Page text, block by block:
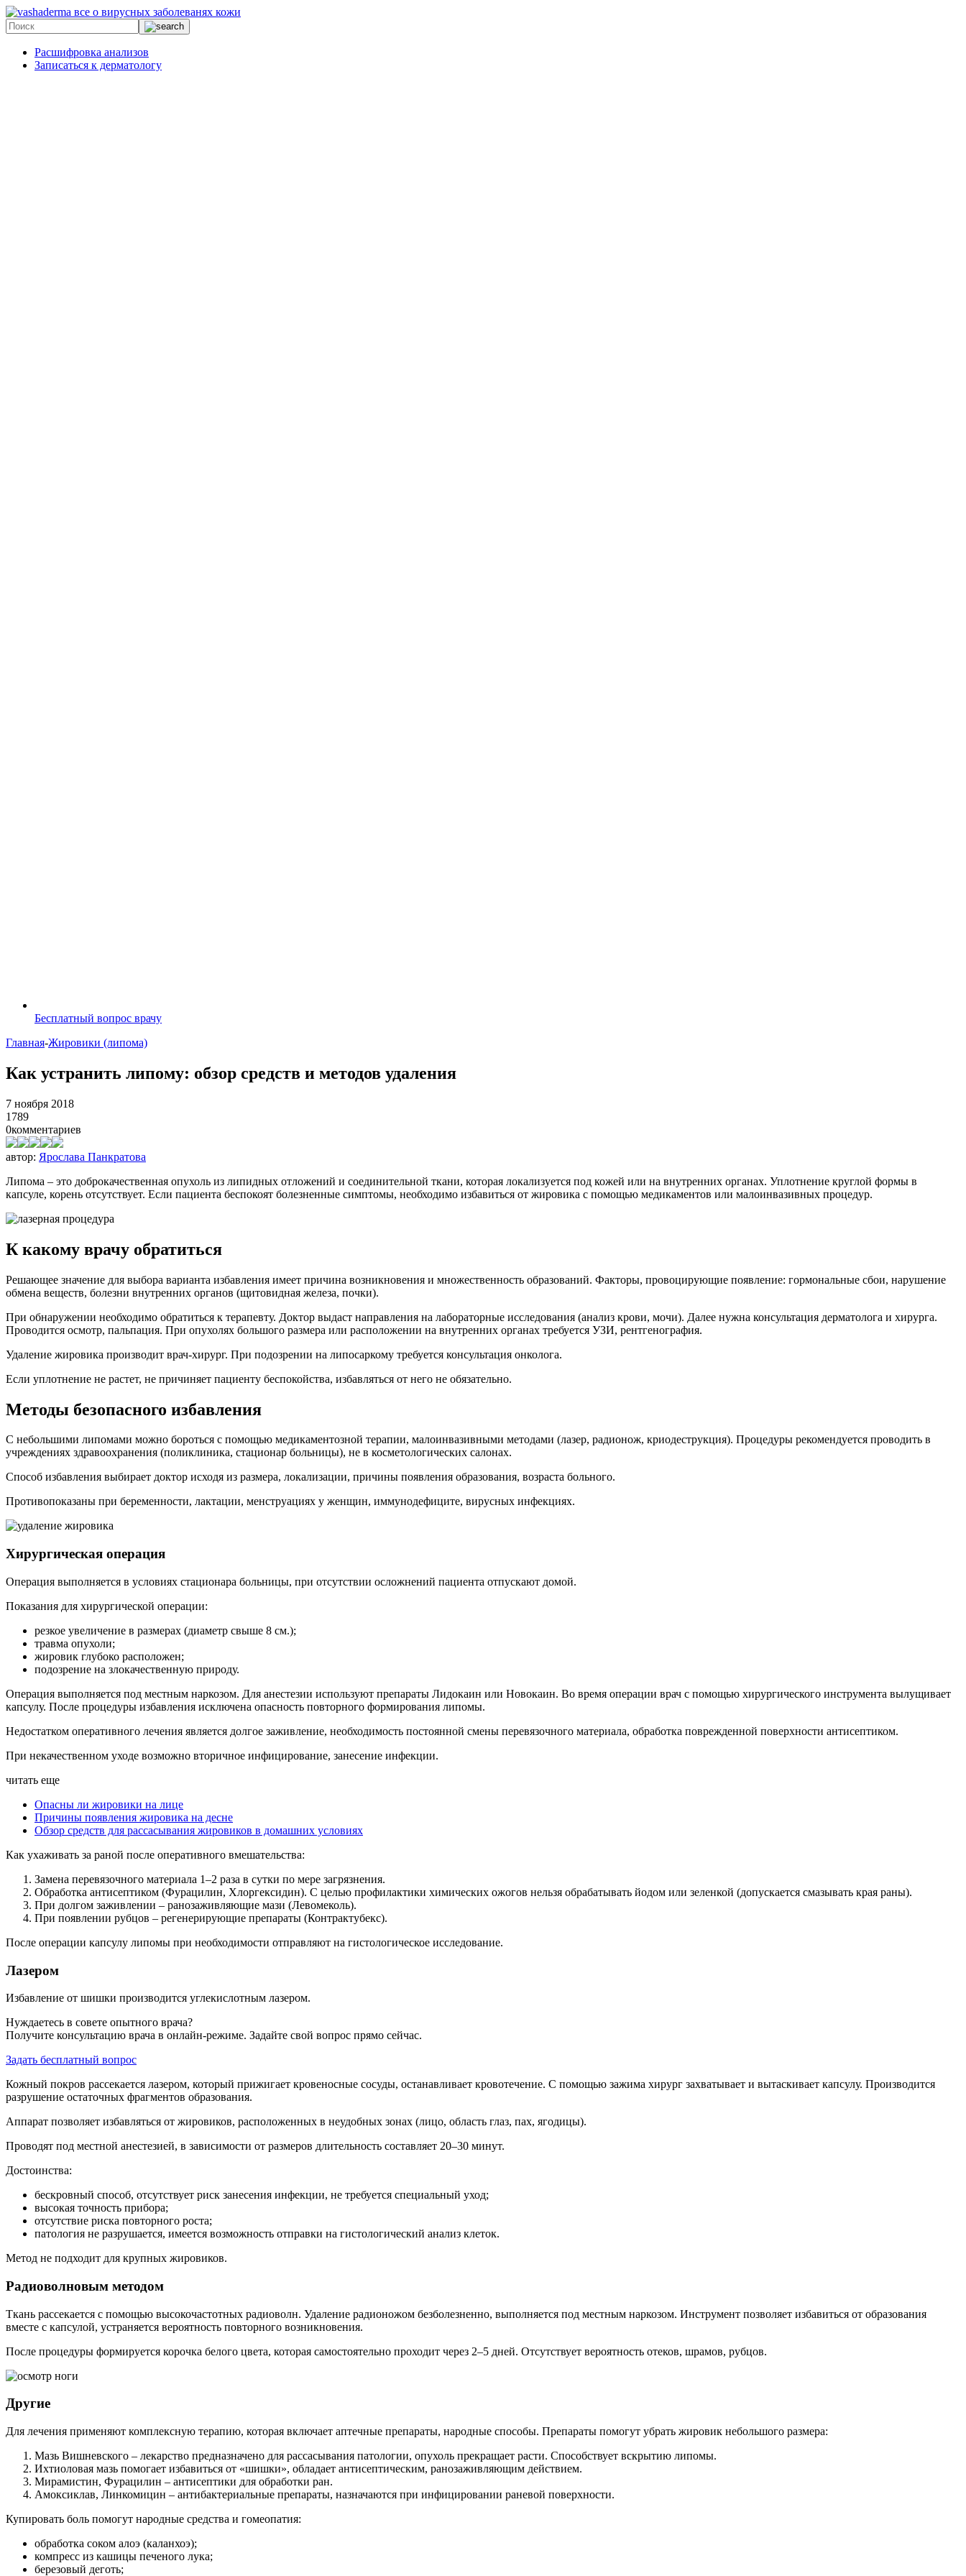
все о вирусных заболеванях кожи
Расшифровка анализов
Записаться к дерматологу
Бесплатный вопрос врачу
Главная-Жировики (липома)
Как устранить липому: обзор средств и методов удаления
7 ноября 2018
1789
0комментариев
автор: Ярослава Панкратова
Липома – это доброкачественная опухоль из липидных отложений и соединительной ткани, которая локализуется под кожей или на внутренних органах. Уплотнение круглой формы в
капсуле, корень отсутствует. Если пациента беспокоят болезненные симптомы, необходимо избавиться от жировика с помощью медикаментов или малоинвазивных процедур.
К какому врачу обратиться
Решающее значение для выбора варианта избавления имеет причина возникновения и множественность образований. Факторы, провоцирующие появление: гормональные сбои, нарушение
обмена веществ, болезни внутренних органов (щитовидная железа, почки).
При обнаружении необходимо обратиться к терапевту. Доктор выдаст направления на лабораторные исследования (анализ крови, мочи). Далее нужна консультация дерматолога и хирурга.
Проводится осмотр, пальпация. При опухолях большого размера или расположении на внутренних органах требуется УЗИ, рентгенография.
Удаление жировика производит врач-хирург. При подозрении на липосаркому требуется консультация онколога.
Если уплотнение не растет, не причиняет пациенту беспокойства, избавляться от него не обязательно.
Методы безопасного избавления
С небольшими липомами можно бороться с помощью медикаментозной терапии, малоинвазивными методами (лазер, радионож, криодеструкция). Процедуры рекомендуется проводить в
учреждениях здравоохранения (поликлиника, стационар больницы), не в косметологических салонах.
Способ избавления выбирает доктор исходя из размера, локализации, причины появления образования, возраста больного.
Противопоказаны при беременности, лактации, менструациях у женщин, иммунодефиците, вирусных инфекциях.
Хирургическая операция
Операция выполняется в условиях стационара больницы, при отсутствии осложнений пациента отпускают домой.
Показания для хирургической операции:
резкое увеличение в размерах (диаметр свыше 8 см.);
травма опухоли;
жировик глубоко расположен;
подозрение на злокачественную природу.
Операция выполняется под местным наркозом. Для анестезии используют препараты Лидокаин или Новокаин. Во время операции врач с помощью хирургического инструмента вылущивает
капсулу. После процедуры избавления исключена опасность повторного формирования липомы.
Недостатком оперативного лечения является долгое заживление, необходимость постоянной смены перевязочного материала, обработка поврежденной поверхности антисептиком.
При некачественном уходе возможно вторичное инфицирование, занесение инфекции.
читать еще
Опасны ли жировики на лице
Причины появления жировика на десне
Обзор средств для рассасывания жировиков в домашних условиях
Как ухаживать за раной после оперативного вмешательства:
Замена перевязочного материала 1–2 раза в сутки по мере загрязнения.
Обработка антисептиком (Фурацилин, Хлоргексидин). С целью профилактики химических ожогов нельзя обрабатывать йодом или зеленкой (допускается смазывать края раны).
При долгом заживлении – ранозаживляющие мази (Левомеколь).
При появлении рубцов – регенерирующие препараты (Контрактубекс).
После операции капсулу липомы при необходимости отправляют на гистологическое исследование.
Лазером
Избавление от шишки производится углекислотным лазером.
Нуждаетесь в совете опытного врача?
Получите консультацию врача в онлайн-режиме. Задайте свой вопрос прямо сейчас.
Задать бесплатный вопрос
Кожный покров рассекается лазером, который прижигает кровеносные сосуды, останавливает кровотечение. С помощью зажима хирург захватывает и вытаскивает капсулу. Производится
разрушение остаточных фрагментов образования.
Аппарат позволяет избавляться от жировиков, расположенных в неудобных зонах (лицо, область глаз, пах, ягодицы).
Проводят под местной анестезией, в зависимости от размеров длительность составляет 20–30 минут.
Достоинства:
бескровный способ, отсутствует риск занесения инфекции, не требуется специальный уход;
высокая точность прибора;
отсутствие риска повторного роста;
патология не разрушается, имеется возможность отправки на гистологический анализ клеток.
Метод не подходит для крупных жировиков.
Радиоволновым методом
Ткань рассекается с помощью высокочастотных радиоволн. Удаление радионожом безболезненно, выполняется под местным наркозом. Инструмент позволяет избавиться от образования
вместе с капсулой, устраняется вероятность повторного возникновения.
После процедуры формируется корочка белого цвета, которая самостоятельно проходит через 2–5 дней. Отсутствует вероятность отеков, шрамов, рубцов.
Другие
Для лечения применяют комплексную терапию, которая включает аптечные препараты, народные способы. Препараты помогут убрать жировик небольшого размера:
Мазь Вишневского – лекарство предназначено для рассасывания патологии, опухоль прекращает расти. Способствует вскрытию липомы.
Ихтиоловая мазь помогает избавиться от «шишки», обладает антисептическим, ранозаживляющим действием.
Мирамистин, Фурацилин – антисептики для обработки ран.
Амоксиклав, Линкомицин – антибактериальные препараты, назначаются при инфицировании раневой поверхности.
Купировать боль помогут народные средства и гомеопатия:
обработка соком алоэ (каланхоэ);
компресс из кашицы печеного лука;
березовый деготь;